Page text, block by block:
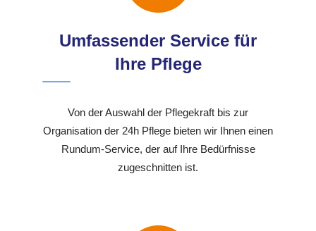
Umfassender Service für
Ihre Pflege
Von der Auswahl der Pflegekraft bis zur
Organisation der 24h Pflege bieten wir Ihnen einen
Rundum-Service, der auf Ihre Bedürfnisse
zugeschnitten ist.